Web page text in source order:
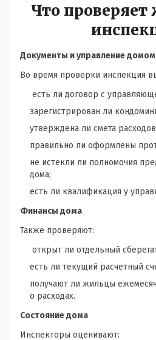
Что
Документы и управление домом
Во время проверки инспекция
есть ли договор с
зарегистрирован ли
утверждена ли смета
правильно ли оформлены
не истекли ли полномочия
дома;
есть ли квалификация у
Финансы дома
Также проверяют:
открыт ли отдельный
есть ли текущий расчетный
получают ли жильцы
о расходах.
Состояние дома
Инспекторы оценивают: